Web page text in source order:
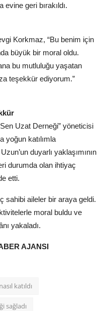
geri bırakıldı.
Korkmaz, “Bu benim için
büyük bir moral oldu.
bu mutluluğu yaşatan
teşekkür ediyorum.”
Uzat Derneği” yöneticisi
yoğun katılımla
duyarlı yaklaşımının
durumda olan ihtiyaç
etti.
sahibi aileler bir araya geldi.
moral buldu ve
yakaladı.
AJANSI
katıldı
sağladı